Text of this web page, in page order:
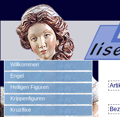
Willkommen
Engel
Heiligen Figuren
Krippenfiguren
Kruzifixe